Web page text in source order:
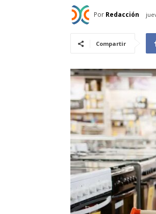
Por Redacción
Compartir